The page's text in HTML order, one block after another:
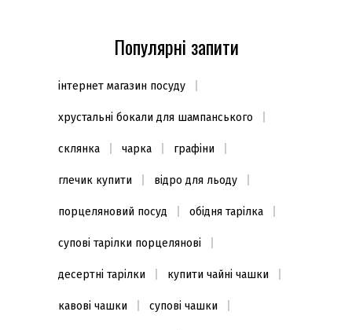
Популярні запити
інтернет магазин посуду
хрустальні бокали для шампанського
склянка чарка графіни
глечик купити відро для льоду
порцеляновий посуд обідня тарілка
супові тарілки порцелянові
десертні тарілки купити чайні чашки
кавові чашки супові чашки